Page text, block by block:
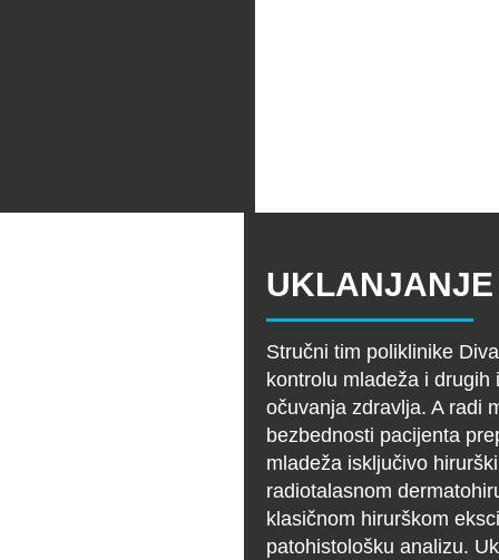
Stručni tim poliklinike
kontrolu mladeža i drugih
očuvanja zdravlja. A radi
bezbednosti pacijenta
mladeža isključivo
radiotalasnom
klasičnom hirurškom
patohistološku analizu.